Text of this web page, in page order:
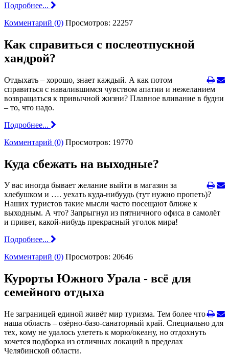
Подробнее...
Комментарий (0) Просмотров: 22257
Как справиться с послеотпускной
хандрой?
Отдыхать – хорошо, знает каждый. А как потом
справиться с навалившимся чувством апатии и нежеланием
возвращаться к привычной жизни? Плавное вливание в будни
– то, что надо.
Подробнее...
Комментарий (0) Просмотров: 19770
Куда сбежать на выходные?
У вас иногда бывает желание выйти в магазин за
хлебушком и …. уехать куда-нибуудь (тут нужно пропеть)?
Наших туристов такие мысли часто посещают ближе к
выходным. А что? Запрыгнул из пятничного офиса в самолёт
и привет, какой-нибудь прекрасный уголок мира!
Подробнее...
Комментарий (0) Просмотров: 20646
Курорты Южного Урала - всё для
семейного отдыха
Не заграницей единой живёт мир туризма. Тем более что
наша область – озёрно-базо-санаторный край. Специально для
тех, кому не удалось улететь к морю/океану, но отдохнуть
хочется подборка из отличных локаций в пределах
Челябинской области.